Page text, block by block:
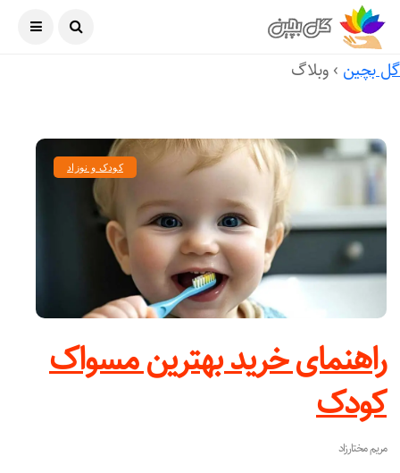
آگوست ۶, ۲۰۲۶
بچین›وبلاگ
کودک و نوزاد
راهنمای خرید بهترین مسواک
کودک
مریم مختارزاد